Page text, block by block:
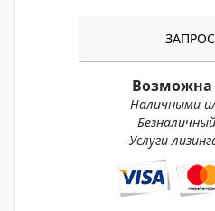
Возможна
Наличными
Услуги